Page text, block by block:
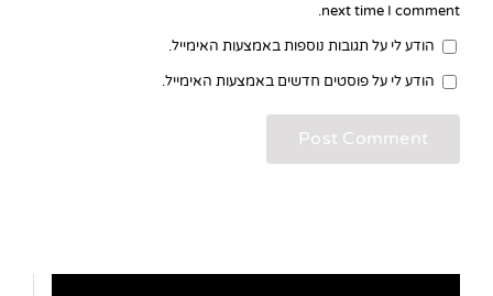
next time I comment.
הודע לי על תגובות נוספות באמצעות האימייל.
הודע לי על פוסטים חדשים באמצעות האימייל.